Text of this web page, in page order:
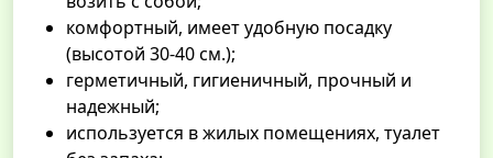
комфортный, имеет удобную посадку
(высотой 30-40 см.);
герметичный, гигиеничный, прочный и
надежный;
используется в жилых помещениях, туалет